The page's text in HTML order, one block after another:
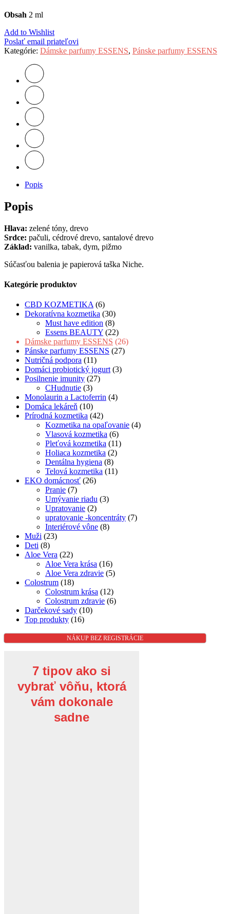
Obsah 2 ml
Add to Wishlist
Poslať email priateľovi
Kategórie: Dámske parfumy ESSENS, Pánske parfumy ESSENS
Popis
Popis
Hlava: zelené tóny, drevo
Srdce: pačuli, cédrové drevo, santalové drevo
Základ: vanilka, tabak, dym, pižmo
Súčasťou balenia je papierová taška Niche.
Kategórie produktov
CBD KOZMETIKA (6)
Dekoratívna kozmetika (30)
Must have edition (8)
Essens BEAUTY (22)
Dámske parfumy ESSENS (26)
Pánske parfumy ESSENS (27)
Nutričná podpora (11)
Domáci probiotický jogurt (3)
Posilnenie imunity (27)
CHudnutie (3)
Monolaurin a Lactoferrin (4)
Domáca lekáreň (10)
Prírodná kozmetika (42)
Kozmetika na opaľovanie (4)
Vlasová kozmetika (6)
Pleťová kozmetika (11)
Holiaca kozmetika (2)
Dentálna hygiena (8)
Telová kozmetika (11)
EKO domácnosť (26)
Pranie (7)
Umývanie riadu (3)
Upratovanie (2)
upratovanie -koncentráty (7)
Interiérové vône (8)
Muži (23)
Deti (8)
Aloe Vera (22)
Aloe Vera krása (16)
Aloe Vera zdravie (5)
Colostrum (18)
Colostrum krása (12)
Colostrum zdravie (6)
Darčekové sady (10)
Top produkty (16)
NÁKUP BEZ REGISTRÁCIE
7 tipov ako si
vybrať vôňu, ktorá
vám dokonale
sadne